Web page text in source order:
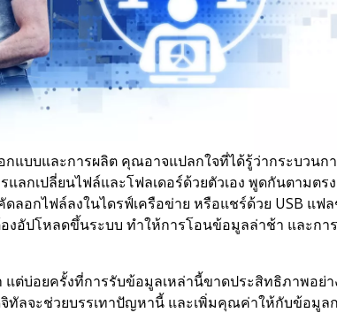
บบและการผลิต คุณอาจแปลกใจที่ได้รู้ว่ากระบวนก
กเปลี่ยนไฟล์และโฟลเดอร์ด้วยตัวเอง พูดกันตามตร
ดลอกไฟล์ลงในไดรฟ์เครือข่าย หรือแชร์ด้วย USB แฟ
อัปโหลดขึ้นระบบ ทำให้การโอนข้อมูลล่าช้า และกา
ต่บ่อยครั้งที่การรับข้อมูลเหล่านี้ขาดประสิทธิภาพอย่า
ทัลจะช่วยบรรเทาปัญหานี้ และเพิ่มคุณค่าให้กับข้อมูล